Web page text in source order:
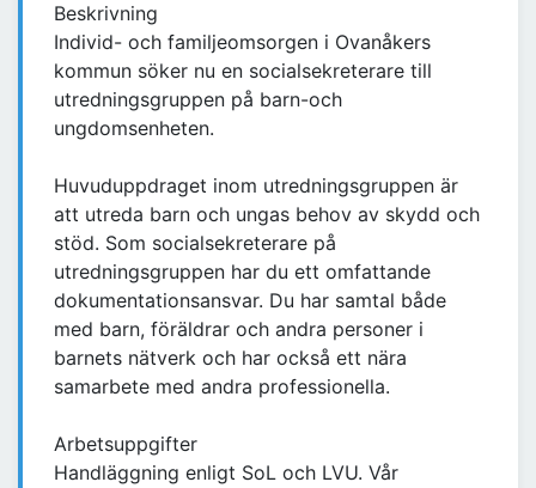
Beskrivning
Individ- och familjeomsorgen i Ovanåkers
kommun söker nu en socialsekreterare till
utredningsgruppen på barn-och
ungdomsenheten.
Huvuduppdraget inom utredningsgruppen är
att utreda barn och ungas behov av skydd och
stöd. Som socialsekreterare på
utredningsgruppen har du ett omfattande
dokumentationsansvar. Du har samtal både
med barn, föräldrar och andra personer i
barnets nätverk och har också ett nära
samarbete med andra professionella.
Arbetsuppgifter
Handläggning enligt SoL och LVU. Vår